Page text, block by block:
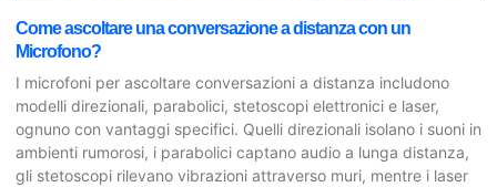
Come ascoltare una conversazione a distanza con un
Microfono?
I microfoni per ascoltare conversazioni a distanza includono
modelli direzionali, parabolici, stetoscopi elettronici e laser,
ognuno con vantaggi specifici. Quelli direzionali isolano i suoni in
ambienti rumorosi, i parabolici captano audio a lunga distanza,
gli stetoscopi rilevano vibrazioni attraverso muri, mentre i laser